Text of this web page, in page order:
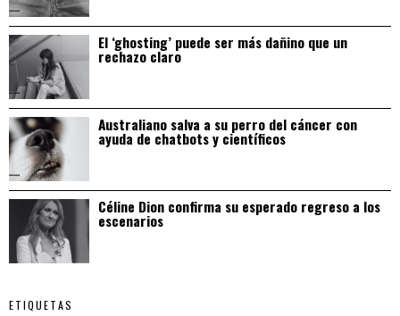
El ‘ghosting’ puede ser más dañino que un
rechazo claro
Australiano salva a su perro del cáncer con
ayuda de chatbots y científicos
Céline Dion confirma su esperado regreso a los
escenarios
ETIQUETAS